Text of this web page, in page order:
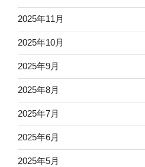
2025年11月
2025年10月
2025年9月
2025年8月
2025年7月
2025年6月
2025年5月